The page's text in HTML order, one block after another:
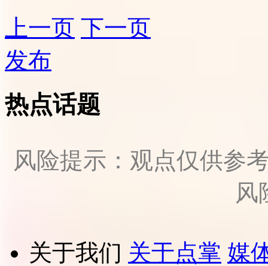
上一页 下一页
发布
热点话题
风险提示：观点仅供参
风
关于我们 关于点掌 媒